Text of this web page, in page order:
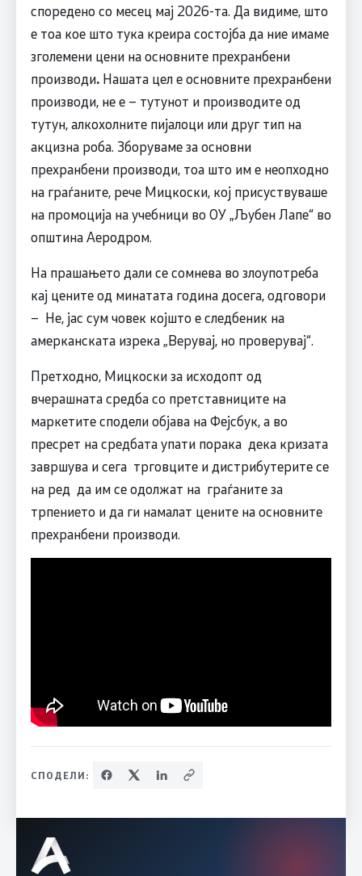
споредено со месец мај 2026-та. Да видиме, што
е тоа кое што тука креира состојба да ние имаме
зголемени цени на основните прехранбени
производи. Нашата цел е основните прехранбени
производи, не е – тутунот и производите од
тутун, алкохолните пијалоци или друг тип на
акцизна роба. Зборуваме за основни
прехранбени производи, тоа што им е неопходно
на граѓаните, рече Мицкоски, кој присуствуваше
на промоција на учебници во ОУ „Љубен Лапе“ во
општина Аеродром.
На прашањето дали се сомнева во злоупотреба
кај цените од минатата година досега, одговори
– Не, јас сум човек којшто е следбеник на
амерканската изрека „Верувај, но проверувај“.
Претходно, Мицкоски за исходопт од
вчерашната средба со претставниците на
маркетите сподели објава на Фејсбук, а во
пресрет на средбата упати порака дека кризата
завршува и сега трговците и дистрибутерите се
на ред да им се одолжат на граѓаните за
трпението и да ги намалат цените на основните
прехранбени производи.
СПОДЕЛИ: